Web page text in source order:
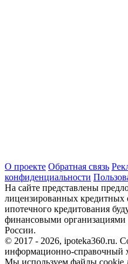
О проекте Обратная связь
конфиденциальности
На сайте представлены
лицензированных кредитных
ипотечного кредитования
финансовыми организациями
России.
© 2017 - 2026, ipoteka360.ru.
информационно-справочный
Мы используем файлы cookie